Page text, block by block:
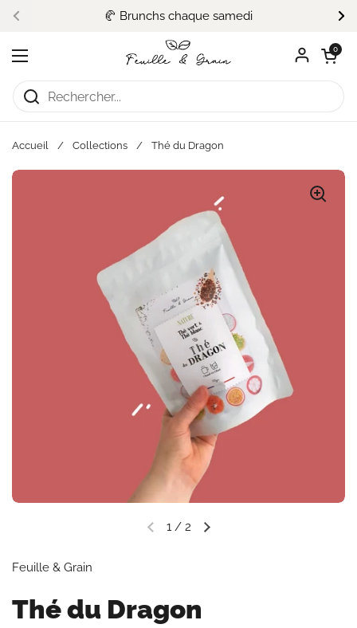
Passer au contenu
Précédent
🥐 Brunchs chaque samedi
Ouvrir le menu
Ouvrir le
0
Accueil / Collections / Thé du Dragon
Diapositive précédente
Diapositive suivante
1 / 2
Feuille & Grain
Thé du Dragon